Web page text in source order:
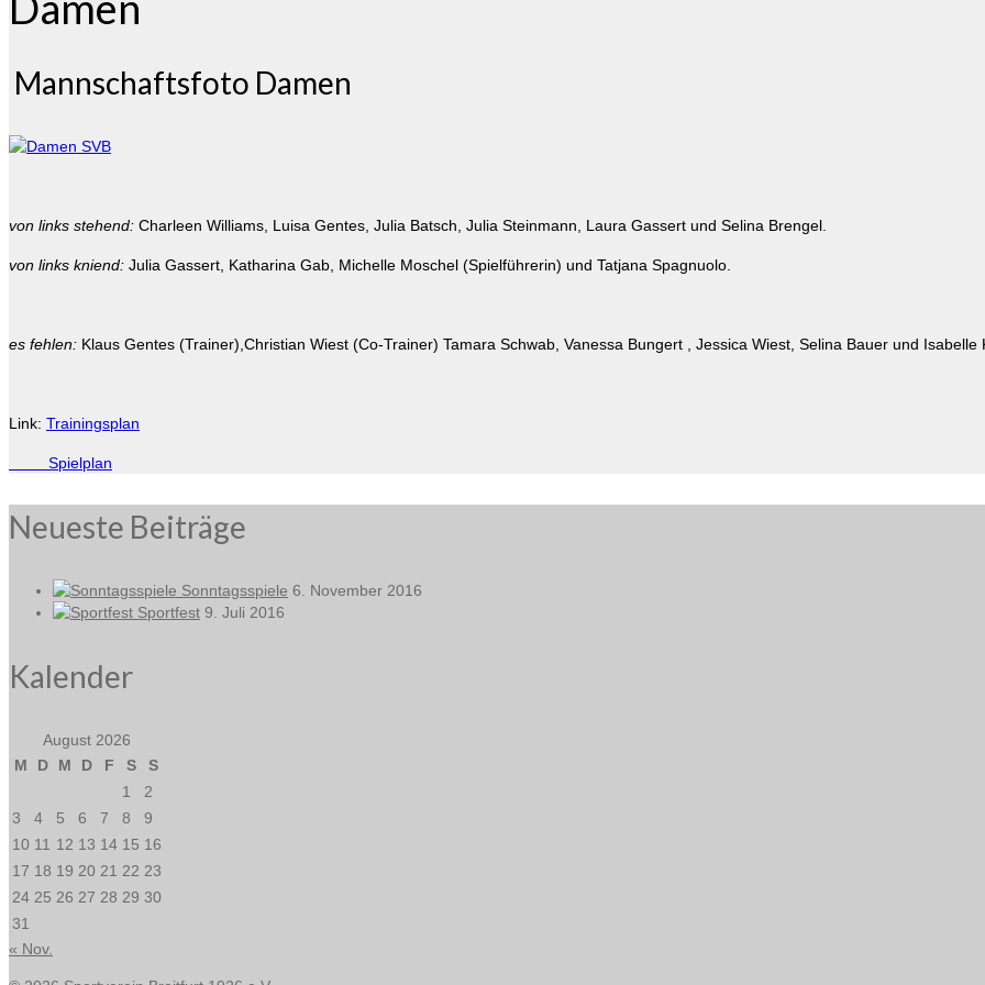
Mannschaftsfoto Damen
von links stehend: Charleen Williams, Luisa Gentes, Julia Batsch, Julia Steinmann, Laura Gassert und Selina Brengel.
von links kniend: Julia Gassert, Katharina Gab, Michelle Moschel (Spielführerin) und Tatjana Spagnuolo.
es fehlen: Klaus Gentes (Trainer),Christian Wiest (Co-Trainer) Tamara Schwab, Vanessa Bungert , Jessica Wiest, Selina Bauer und Isabelle
Link: Trainingsplan
Spielplan
Neueste Beiträge
Sonntagsspiele 6. November 2016
Sportfest 9. Juli 2016
Kalender
August 2026
M
D M D F S
S
1
2
3
4 5 6 7 8
9
10 11 12 13 14 15 16
17 18 19 20 21 22 23
24 25 26 27 28 29 30
31
« Nov.